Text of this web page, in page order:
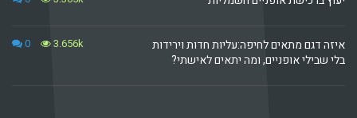
איזה דגם מתאים לחיפה:עליות חדות וירידות
בלי שבילי אופניים, ומה יתאים לאישתי?
3.656k
0